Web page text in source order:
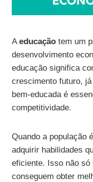
Aeducação tem um
desenvolvimento
educação significa
crescimento futuro,
bem-educada é
competitividade.
Quando a população
adquirir habilidades
eficiente. Isso não só
conseguem obter